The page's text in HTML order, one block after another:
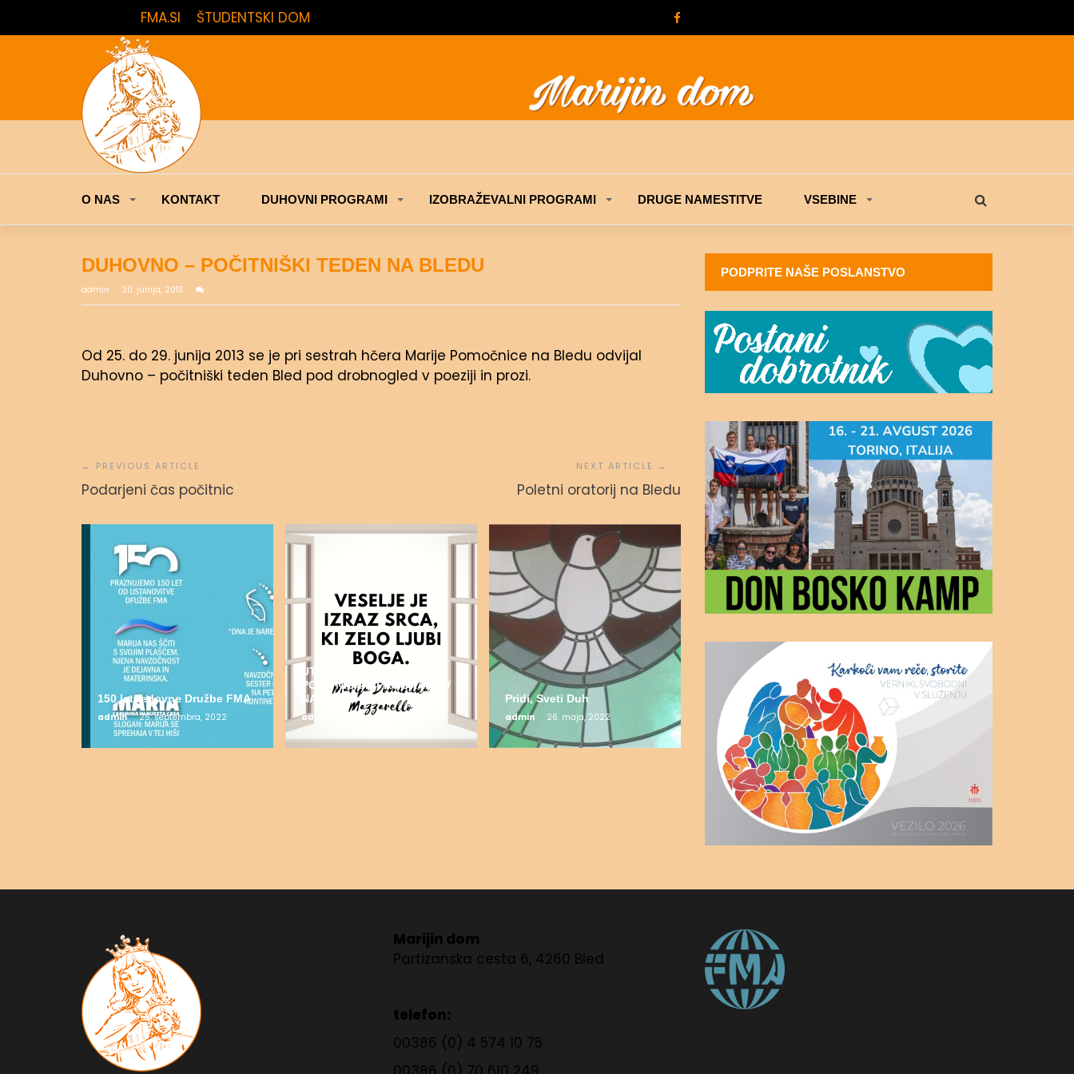
FMA.SI ŠTUDENTSKI DOM
O NAS KONTAKT DUHOVNI PROGRAMI IZOBRAŽEVALNI PROGRAMI DRUGE NAMESTITVE VSEBINE
DUHOVNO – POČITNIŠKI TEDEN NA BLEDU
admin 30. junija, 2013
Od 25. do 29. junija 2013 se je pri sestrah hčera Marije Pomočnice na Bledu odvijal
Duhovno – počitniški teden Bled pod drobnogled v poeziji in prozi.
prispevka
Podarjeni čas počitnic Poletni oratorij na Bledu
150 let redovne Družbe FMA
admin 25. septembra, 2022
UTRINEK DUHOVNO-
POČITNIŠKIH PROGRAMOV
NA BLEDU 2022
admin 19. septembra, 2022
Pridi, Sveti Duh
admin 26. maja, 2022
PODPRITE NAŠE POSLANSTVO
Marijin dom
Partizanska cesta 6, 4260 Bled
telefon:
00386 (0) 4 574 10 75